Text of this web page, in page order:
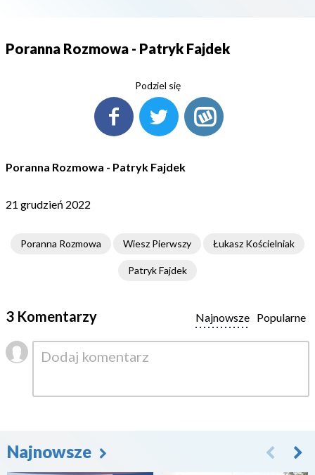
Poranna Rozmowa - Patryk Fajdek
Podziel się
Poranna Rozmowa - Patryk Fajdek
21 grudzień 2022
Poranna Rozmowa Wiesz Pierwszy Łukasz Kościelniak
Patryk Fajdek
3 Komentarzy Popularne
Najnowsze
Najnowsze